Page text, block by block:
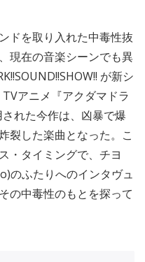
ドを取り入れた中毒性抜
現在の音楽シーンでも異
が新シ
アニメ『アクダマドラ
れた今作は、凶暴で爆
裂した楽曲となった。こ
・タイミングで、チヨ
のふたりへのインタヴュ
の中毒性のもとを探って